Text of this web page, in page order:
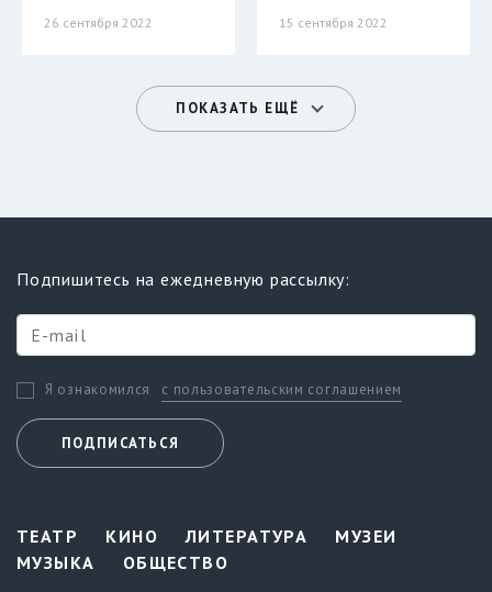
26 сентября 2022 15 сентября 2022
ПОКАЗАТЬ ЕЩЁ
Подпишитесь на ежедневную рассылку:
Я ознакомился с пользовательским соглашением
ПОДПИСАТЬСЯ
ТЕАТР КИНО ЛИТЕРАТУРА
МУЗЕИ
МУЗЫКА
ОБЩЕСТВО